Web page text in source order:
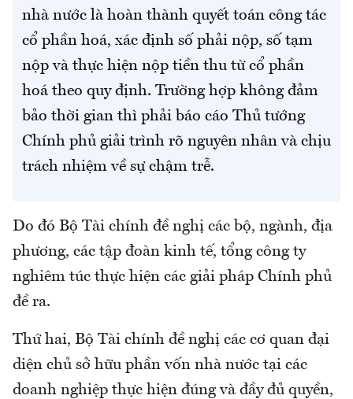
nhà nước là hoàn thành quyết toán công tác
cổ phần hoá, xác định số phải nộp, số tạm
nộp và thực hiện nộp tiền thu từ cổ phần
hoá theo quy định. Trường hợp không đảm
bảo thời gian thì phải báo cáo Thủ tướng
Chính phủ giải trình rõ nguyên nhân và chịu
trách nhiệm về sự chậm trễ.
Do đó Bộ Tài chính đề nghị các bộ, ngành, địa
phương, các tập đoàn kinh tế, tổng công ty
nghiêm túc thực hiện các giải pháp Chính phủ
đề ra.
Thứ hai, Bộ Tài chính đề nghị các cơ quan đại
diện chủ sở hữu phần vốn nhà nước tại các
doanh nghiệp thực hiện đúng và đầy đủ quyền,